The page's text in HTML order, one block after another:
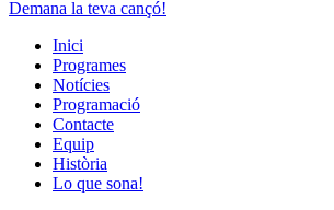
Demana la teva cançó!
Inici
Programes
Notícies
Programació
Contacte
Equip
Història
Lo que sona!